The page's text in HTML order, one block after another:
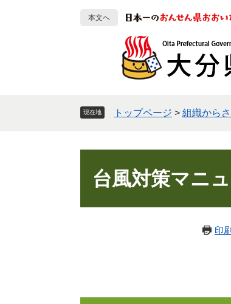
本文へ
現在地 トップページ > 組織から
台風対策マニ
印